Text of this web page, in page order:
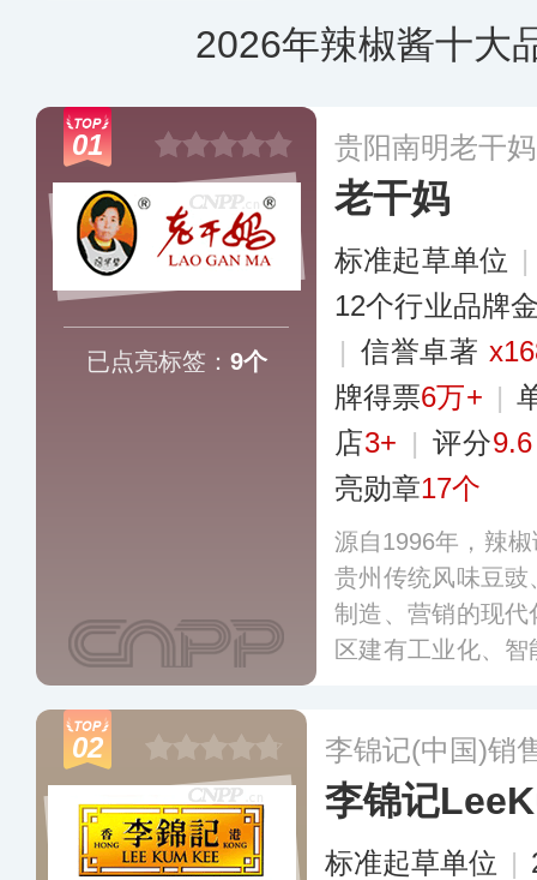
2026年辣椒酱十大
01
已点亮标签： 9个
贵阳南明老干
老干妈
标准起草单位 |
12个行业品牌
| 信誉卓著
牌得票6万+ |
店3+ | 评分9.6
亮勋章17个
源自1996年，辣
贵州传统风味豆
制造、营销的现
区建有工业化、
等新兴品类，营
地区。更多
02 李锦记(中国)销
李锦记
标准起草单位 |